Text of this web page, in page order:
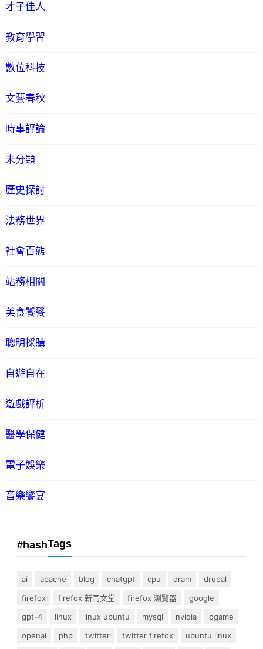
才子佳人
教育學習
數位科技
文藝春秋
時事評論
未分類
歷史探討
法務世界
社會百態
站務相關
美食饕餮
聰明採購
自遊自在
遊戲評析
醫學保健
電子娛樂
音樂饗宴
#hashTags
ai apache blog chatgpt cpu dram
drupal
firefox
firefox 新同文堂 firefox 瀏覽器
google
gpt-4
linux linux ubuntu mysql nvidia
ogame
openai
php twitter twitter firefox
ubuntu linux